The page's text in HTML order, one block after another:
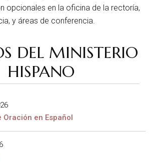
opcionales en la oficina de la rectoría,
y áreas de conferencia.
DEL MINISTERIO
HISPANO
Oración en Español